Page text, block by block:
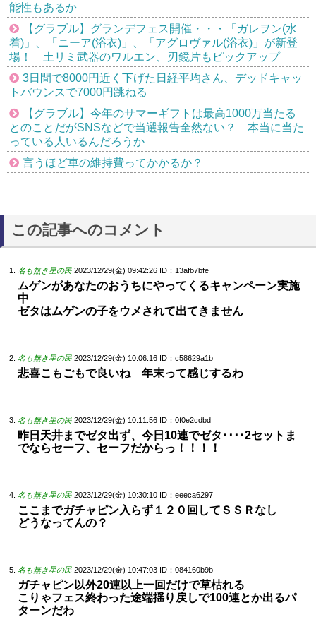
能性もあるか
【グラブル】グランデフェス開催・・・「ガレヲン(水
着)」、「ニーア(浴衣)」、「アグロヴァル(浴衣)」が新登
場！ 土リミ武器のワルエン、刃鏡片もピックアップ
3日間で8000円近く下げた日経平均さん、デッドキャッ
トバウンスで7000円跳ねる
【グラブル】今年のサマーギフトは最高1000万当たる
とのことだがSNSなどで当選報告全然ない？ 本当に当た
っている人いるんだろうか
言うほど車の維持費ってかかるか？
この記事へのコメント
名も無き星の民 2023/12/29(金) 09:42:26 ID：13afb7bfe
ムゲンがあなたのおうちにやってくるキャンペーン実施
中
ゼタはムゲンの子をウメされて出てきません
名も無き星の民 2023/12/29(金) 10:06:16 ID：c58629a1b
悲喜こもごもで良いね 年末って感じするわ
名も無き星の民 2023/12/29(金) 10:11:56 ID：0f0e2cdbd
昨日天井までゼタ出ず、今日10連でゼタ････2セットま
でならセーフ、セーフだからっ！！！！
名も無き星の民 2023/12/29(金) 10:30:10 ID：eeeca6297
ここまでガチャピン入らず１２０回してＳＳＲなし
どうなってんの？
名も無き星の民 2023/12/29(金) 10:47:03 ID：084160b9b
ガチャピン以外20連以上一回だけで草枯れる
こりゃフェス終わった途端揺り戻しで100連とか出るパ
ターンだわ